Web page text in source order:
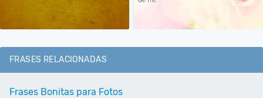
FRASES RELACIONADAS
Frases Bonitas para Fotos